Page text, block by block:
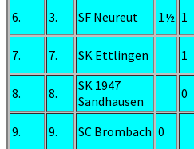
6.
3. SF Neureut 1½ 1
7.
7. SK Ettlingen 1
8.
8.
SK 1947
Sandhausen
0
9.
9. SC Brombach 0